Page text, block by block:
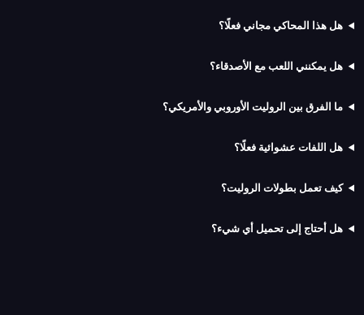
هل هذا المحاكي مجاني فعلًا؟
هل يمكنني اللعب مع الأصدقاء؟
ما الفرق بين الروليت الأوروبي والأمريكي؟
هل اللفات عشوائية فعلًا؟
كيف تعمل بطولات الروليت؟
هل أحتاج إلى تحميل أي شيء؟